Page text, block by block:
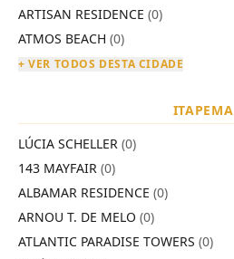
ARTISAN RESIDENCE (0)
ATMOS BEACH (0)
+ VER TODOS DESTA CIDADE
ITAPEMA
LÚCIA SCHELLER (0)
143 MAYFAIR (0)
ALBAMAR RESIDENCE (0)
ARNOU T. DE MELO (0)
ATLANTIC PARADISE TOWERS (0)